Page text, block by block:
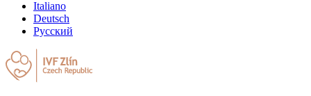
Italiano
Deutsch
Русский